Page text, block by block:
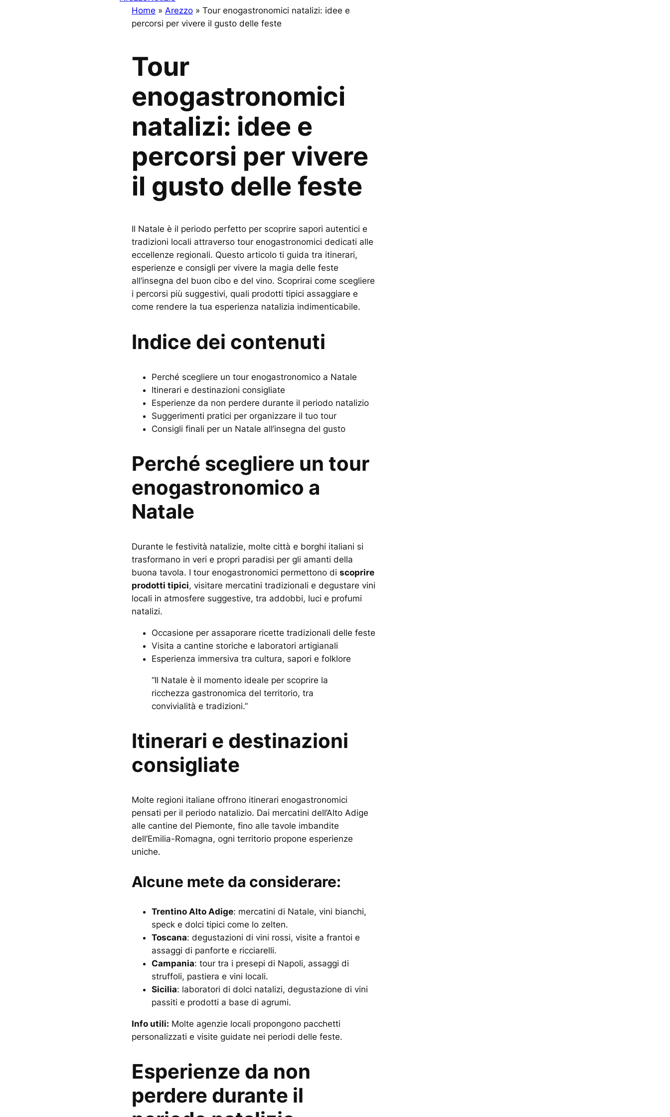
Home » Arezzo » Tour enogastronomici natalizi: idee e
percorsi per vivere il gusto delle feste
Tour
enogastronomici
natalizi: idee e
percorsi per vivere
il gusto delle feste
Il Natale è il periodo perfetto per scoprire sapori autentici e
tradizioni locali attraverso tour enogastronomici dedicati alle
eccellenze regionali. Questo articolo ti guida tra itinerari,
esperienze e consigli per vivere la magia delle feste
all’insegna del buon cibo e del vino. Scoprirai come scegliere
i percorsi più suggestivi, quali prodotti tipici assaggiare e
come rendere la tua esperienza natalizia indimenticabile.
Indice dei contenuti
Perché scegliere un tour enogastronomico a Natale
Itinerari e destinazioni consigliate
Esperienze da non perdere durante il periodo natalizio
Suggerimenti pratici per organizzare il tuo tour
Consigli finali per un Natale all’insegna del gusto
Perché scegliere un tour
enogastronomico a
Natale
Durante le festività natalizie, molte città e borghi italiani si
trasformano in veri e propri paradisi per gli amanti della
buona tavola. I tour enogastronomici permettono di scoprire
prodotti tipici, visitare mercatini tradizionali e degustare vini
locali in atmosfere suggestive, tra addobbi, luci e profumi
natalizi.
Occasione per assaporare ricette tradizionali delle feste
Visita a cantine storiche e laboratori artigianali
Esperienza immersiva tra cultura, sapori e folklore
“Il Natale è il momento ideale per scoprire la
ricchezza gastronomica del territorio, tra
convivialità e tradizioni.”
Itinerari e destinazioni
consigliate
Molte regioni italiane offrono itinerari enogastronomici
pensati per il periodo natalizio. Dai mercatini dell’Alto Adige
alle cantine del Piemonte, fino alle tavole imbandite
dell’Emilia-Romagna, ogni territorio propone esperienze
uniche.
Alcune mete da considerare:
Trentino Alto Adige: mercatini di Natale, vini bianchi,
speck e dolci tipici come lo zelten.
Toscana: degustazioni di vini rossi, visite a frantoi e
assaggi di panforte e ricciarelli.
Campania: tour tra i presepi di Napoli, assaggi di
struffoli, pastiera e vini locali.
Sicilia: laboratori di dolci natalizi, degustazione di vini
passiti e prodotti a base di agrumi.
Info utili: Molte agenzie locali propongono pacchetti
personalizzati e visite guidate nei periodi delle feste.
Esperienze da non
perdere durante il